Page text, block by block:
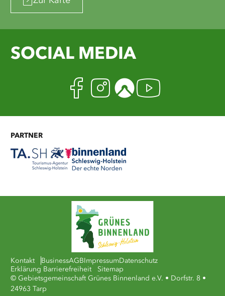
SOCIAL MEDIA
Facebook
Instagram
Komoot
PARTNER
Kontakt BusinessAGB ImpressumDatenschutz
Erklärung Barrierefreiheit
Sitemap
© Gebietsgemeinschaft Grünes Binnenland e.V. • Dorfstr. 8 •
24963 Tarp